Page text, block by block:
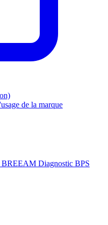
de la marque
BREEAM Diagnostic BPS